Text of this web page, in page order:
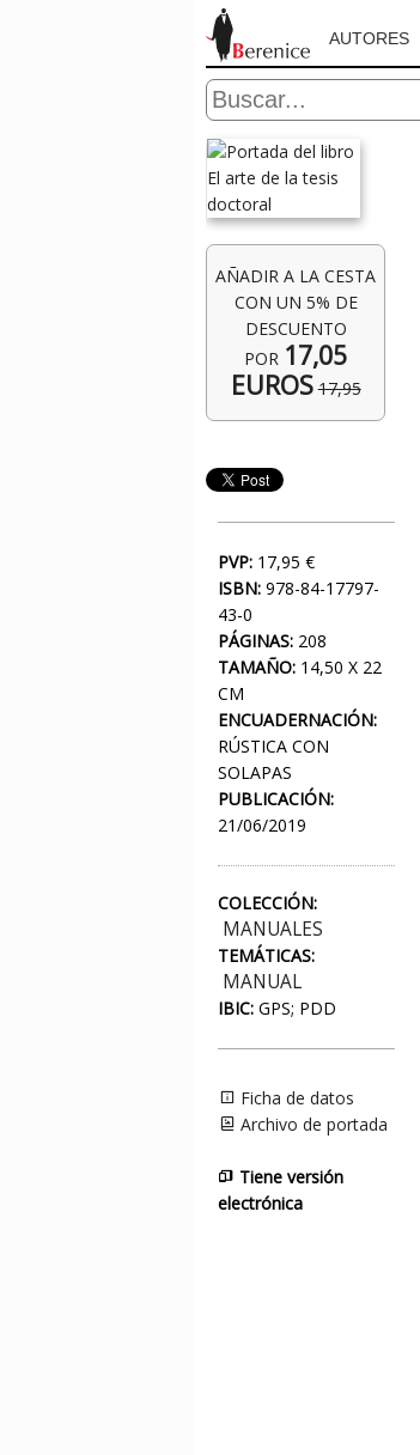
AUTORES
AÑADIR A LA CESTA
CON UN 5% DE
DESCUENTO
POR 17,05
EUROS 17,95
PVP: 17,95 €
ISBN: 978-84-17797-
43-0
PÁGINAS: 208
TAMAÑO: 14,50 X 22
CM
ENCUADERNACIÓN:
RÚSTICA CON
SOLAPAS
PUBLICACIÓN:
21/06/2019
COLECCIÓN:
MANUALES
TEMÁTICAS:
MANUAL
IBIC: GPS; PDD
Ficha de datos
Archivo de portada
Tiene versión
electrónica